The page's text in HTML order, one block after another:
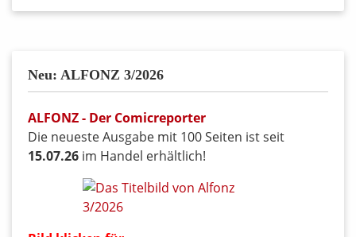
Neu: ALFONZ 3/2026
ALFONZ - Der Comicreporter
Die neueste Ausgabe mit 100 Seiten ist seit
15.07.26 im Handel erhältlich!